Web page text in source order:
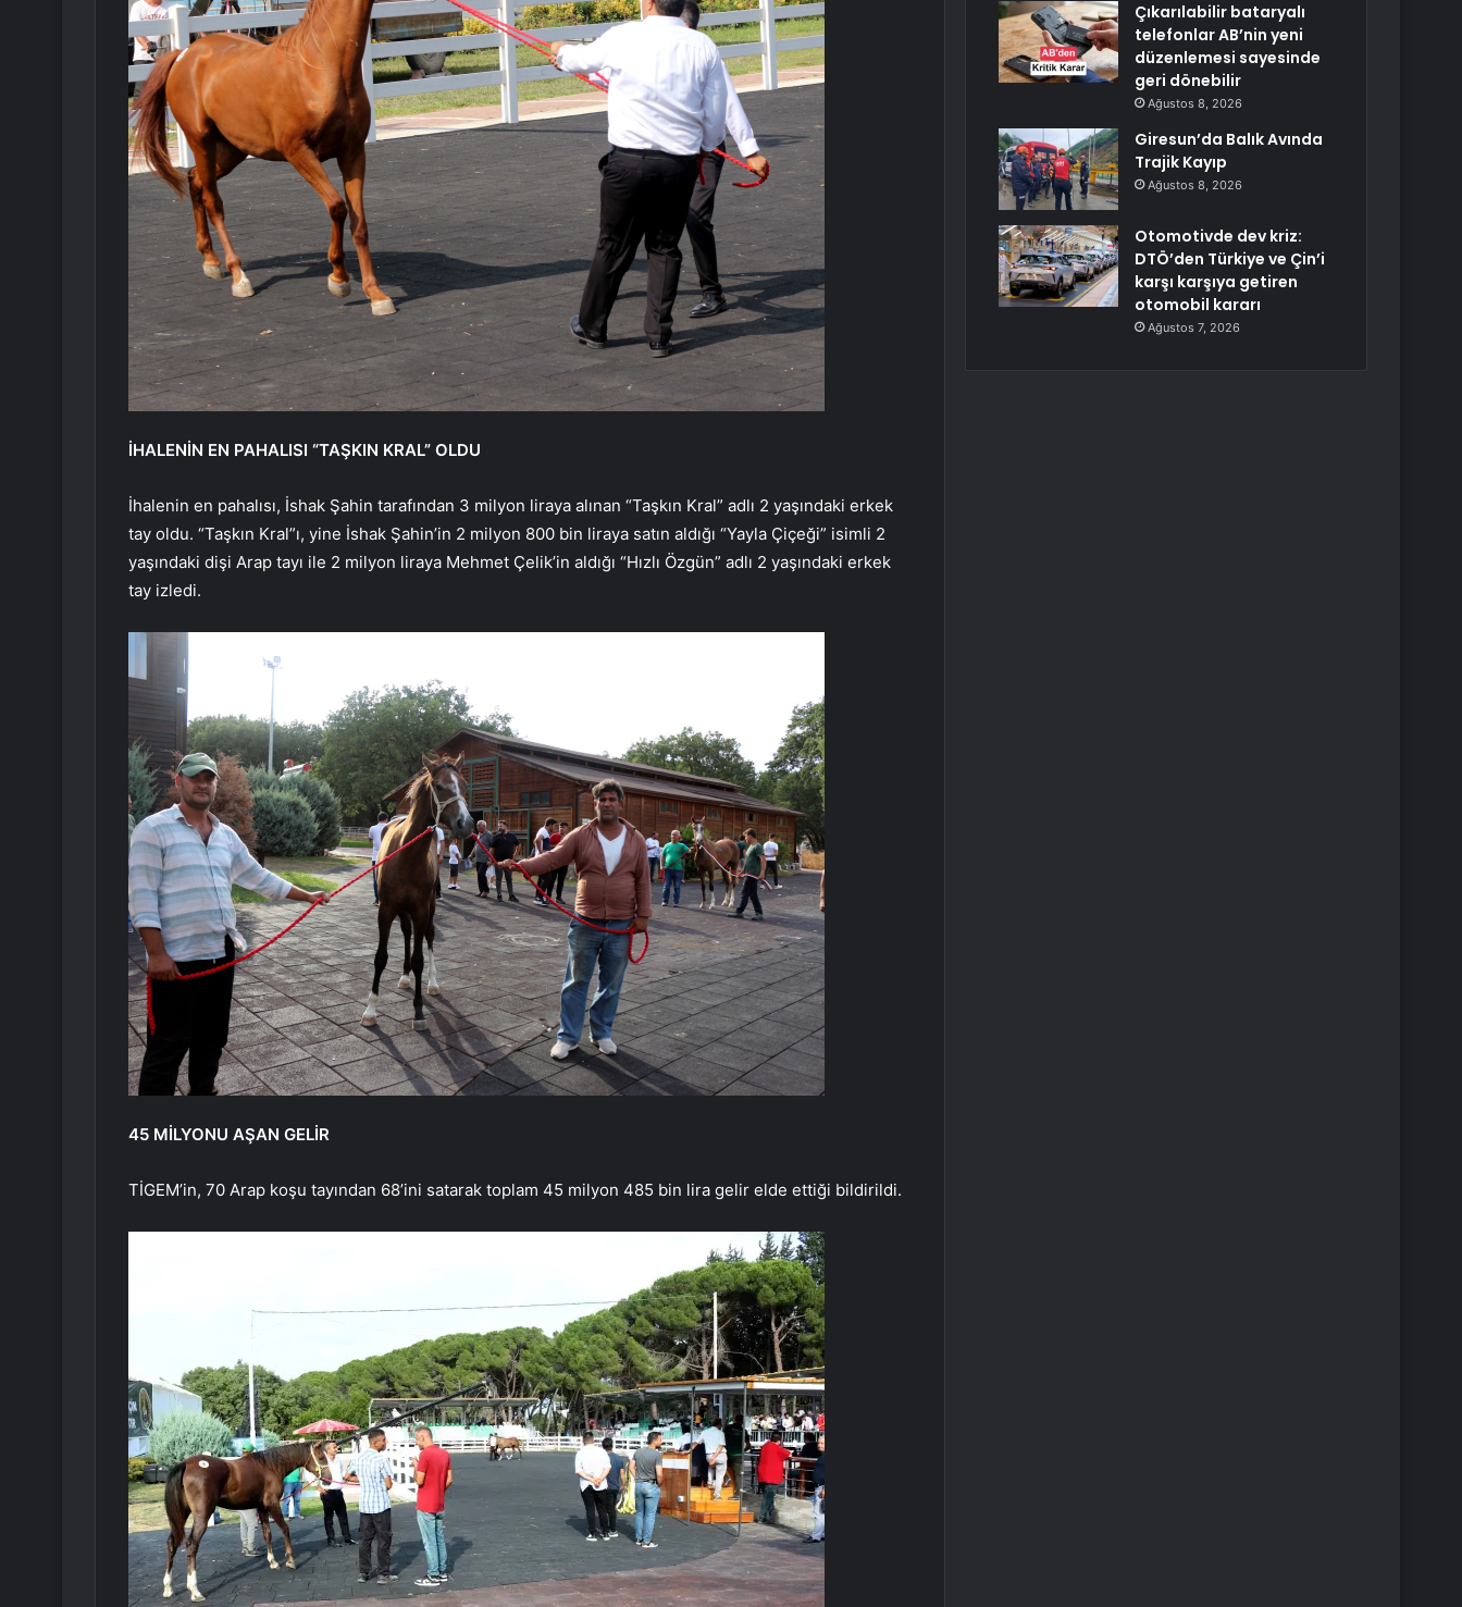
İHALENİN EN PAHALISI “TAŞKIN KRAL” OLDU
İhalenin en pahalısı, İshak Şahin tarafından 3 milyon liraya alınan “Taşkın Kral” adlı 2 yaşındaki erkek
tay oldu. “Taşkın Kral”ı, yine İshak Şahin’in 2 milyon 800 bin liraya satın aldığı “Yayla Çiçeği” isimli 2
yaşındaki dişi Arap tayı ile 2 milyon liraya Mehmet Çelik’in aldığı “Hızlı Özgün” adlı 2 yaşındaki erkek
tay izledi.
45 MİLYONU AŞAN GELİR
TİGEM’in, 70 Arap koşu tayından 68’ini satarak toplam 45 milyon 485 bin lira gelir elde ettiği bildirildi.
Çıkarılabilir bataryalı
telefonlar AB’nin yeni
düzenlemesi sayesinde
geri dönebilir
Ağustos 8, 2026
Giresun’da Balık Avında
Trajik Kayıp
Ağustos 8, 2026
Otomotivde dev kriz:
DTÖ’den Türkiye ve Çin’i
karşı karşıya getiren
otomobil kararı
Ağustos 7, 2026